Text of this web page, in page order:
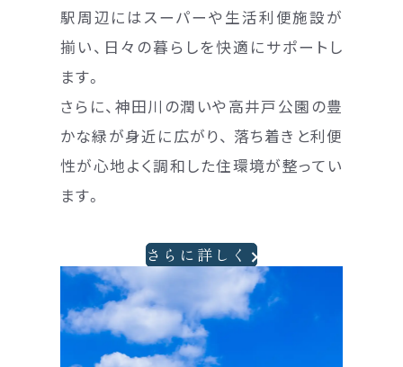
駅周辺にはスーパーや生活利便施設が
揃い、日々の暮らしを快適にサポートし
ます。
さらに、神田川の潤いや高井戸公園の豊
かな緑が身近に広がり、 落ち着きと利便
性が心地よく調和した住環境が整ってい
ます。
さらに詳しく